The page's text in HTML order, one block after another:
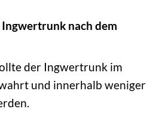
nach dem
der Ingwertrunk im
und innerhalb weniger